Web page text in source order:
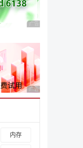
广告 商业广告，理性
广告 商业广告，理性
内存